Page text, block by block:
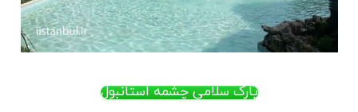
پارک سلامی چشمه استانبول